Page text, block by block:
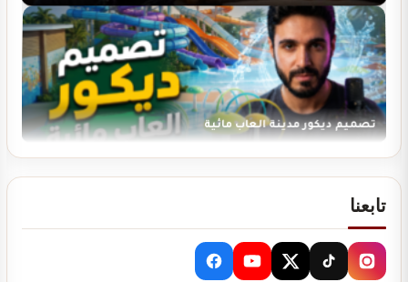
تصميم ديكور مدينة العاب مائية
تابعنا